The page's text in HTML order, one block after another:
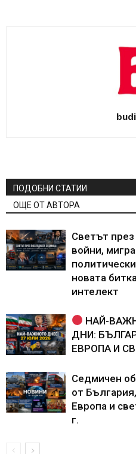
ПОДОБНИ СТАТИИ
ОЩЕ ОТ АВТОРА
Светът
войни,
новата
интелект
НАЙ-
ДНИ:
ЕВРОПА И
Седмичен
от
Европа и
г.